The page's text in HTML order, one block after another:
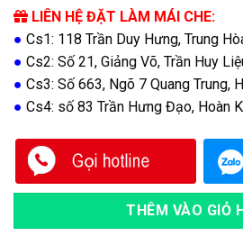
LIÊN HỆ ĐẶT LÀM MÁI CHE:
● Cs1: 118 Trần Duy Hưng, Trung
● Cs2: Số 21, Giảng Võ, Trần Huy
● Cs3: Số 663, Ngõ 7 Quang Trung,
● Cs4: số 83 Trần Hưng Đạo, Hoàn
THÊM VÀO GIỎ